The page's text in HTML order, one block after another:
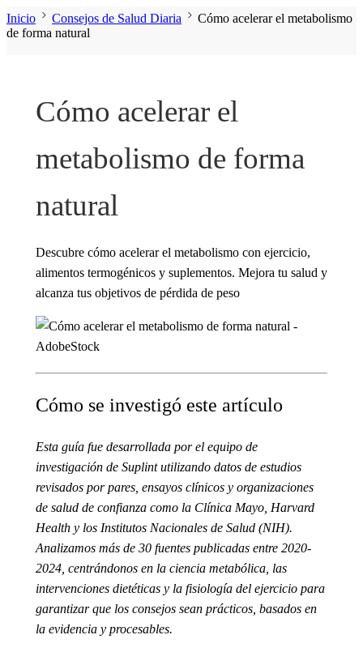
Inicio Consejos de Salud Diaria
Cómo acelerar el metabolismo
de forma natural
Cómo acelerar el
metabolismo de forma
natural
Descubre cómo acelerar el metabolismo con ejercicio,
alimentos termogénicos y suplementos. Mejora tu salud y
alcanza tus objetivos de pérdida de peso
Cómo se investigó este artículo
Esta guía fue desarrollada por el equipo de
investigación de Suplint utilizando datos de estudios
revisados por pares, ensayos clínicos y organizaciones
de salud de confianza como la Clínica Mayo, Harvard
Health y los Institutos Nacionales de Salud (NIH).
Analizamos más de 30 fuentes publicadas entre 2020-
2024, centrándonos en la ciencia metabólica, las
intervenciones dietéticas y la fisiología del ejercicio para
garantizar que los consejos sean prácticos, basados en
la evidencia y procesables.